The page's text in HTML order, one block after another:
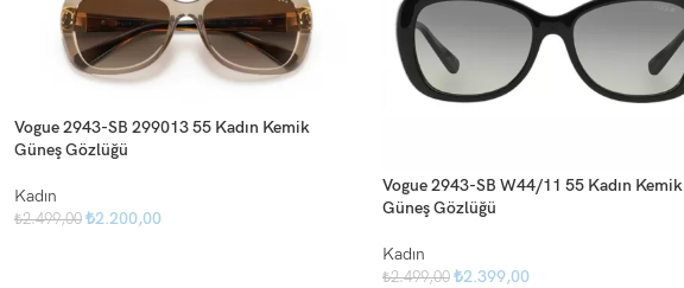
Vogue 2943-SB 299013 55 Kadın Kemik
Güneş Gözlüğü
Kadın
₺2.499,00 ₺2.200,00
Vogue 2943-SB W44/11 55 Kadın Kemik
Güneş Gözlüğü
Kadın
₺2.499,00 ₺2.399,00